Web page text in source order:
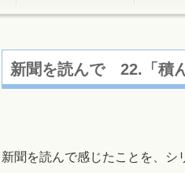
新聞を読んで 22.「積
新聞を読んで感じたことを、シ